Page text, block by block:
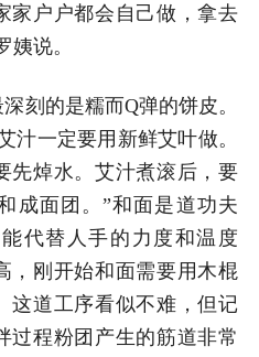
家户户都会自己做，拿去
姨说。
刻的是糯而Q弹的饼皮。
汁一定要用新鲜艾叶做。
先焯水。艾汁煮滚后，要
成面团。”和面是道功夫
代替人手的力度和温度
，刚开始和面需要用木棍
这道工序看似不难，但记
过程粉团产生的筋道非常